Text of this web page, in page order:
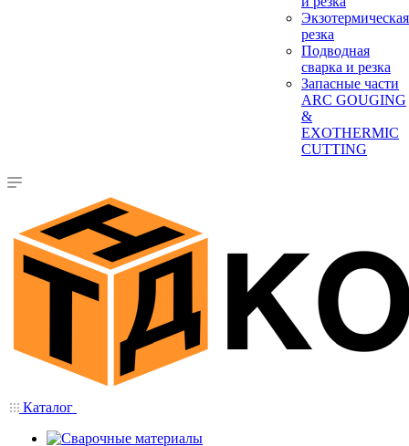
Экзотермическая
резка
Подводная
сварка и резка
Запасные части
ARC GOUGING
&
EXOTHERMIC
CUTTING
Каталог